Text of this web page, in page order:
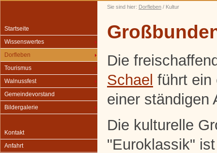
Sie sind hier: Dorfleben / Kultur
Startseite
Wissenswertes
Dorfleben
Tourismus
Walnussfest
Gemeindevorstand
Bildergalerie
Kontakt
Anfahrt
Die
Schael führt ein
einer ständigen
Die kulturelle
"Euroklassik"